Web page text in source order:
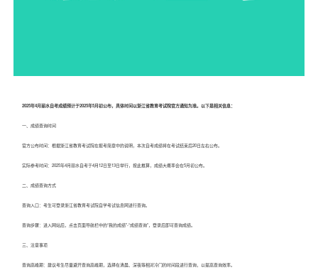
2025年4月丽水自考成绩预计于2025年5月初公布，具体时间以浙江省教育考试院官方通知为准。以下是相关信息：
一、成绩查询时间
官方公布时间：根据浙江省教育考试院在报考简章中的说明，本次自考成绩将在考试结束后20日左右公布。
实际参考时间：2025年4月丽水自考于4月12日至13日举行，按此推算，成绩大概率会在5月初公布。
二、成绩查询方式
查询入口：考生可登录浙江省教育考试院自学考试信息网进行查询。
查询步骤：进入网站后，点击页面导航栏中的“我的成绩”-“成绩查询”，登录后即可查询成绩。
三、注意事项
查询高峰期：建议考生尽量避开查询高峰期，选择在清晨、深夜等相对冷门的时间段进行查询，以提高查询效率。